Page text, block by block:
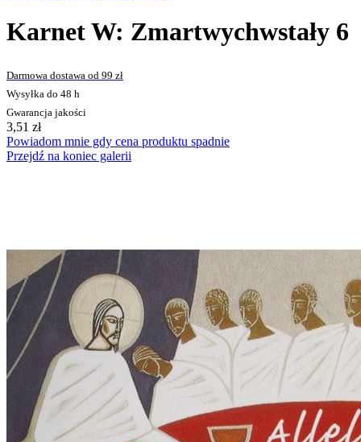
Karnet W: Zmartwychwstały 6
Darmowa dostawa od 99 zł
Wysyłka do 48 h
Gwarancja jakości
3,51 zł
Powiadom mnie gdy cena produktu spadnie
Przejdź na koniec galerii